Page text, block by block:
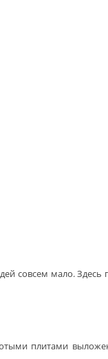
совсем мало.
плитами